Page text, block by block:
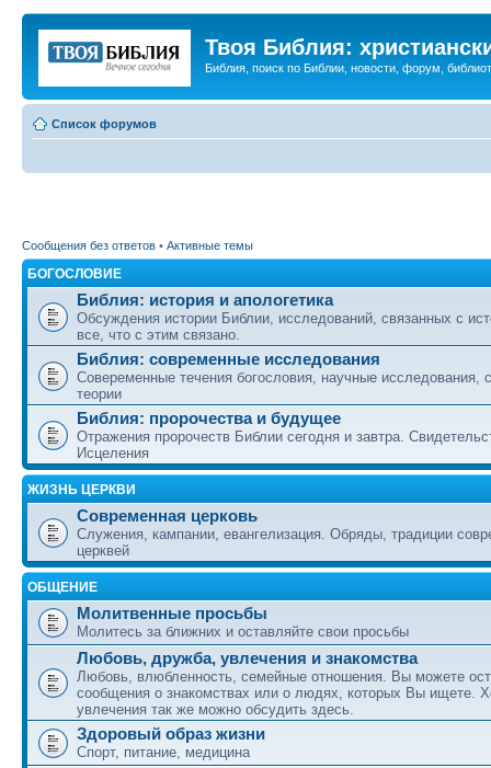
Твоя Библия:
Библия, поиск по Библии, новости, форум,
Список форумов
Сообщения без ответов • Активные темы
БОГОСЛОВИЕ
Библия: история и апологетика
Обсуждения истории Библии, исследований, связанных с
все, что с этим связано.
Библия: современные исследования
Совеременные течения богословия, научные исследования,
теории
Библия: пророчества и будущее
Отражения пророчеств Библии сегодня и завтра.
Исцеления
ЖИЗНЬ ЦЕРКВИ
Современная церковь
Служения, кампании, евангелизация. Обряды, традиции
церквей
ОБЩЕНИЕ
Молитвенные просьбы
Молитесь за ближних и оставляйте свои просьбы
Любовь, дружба, увлечения и знакомства
Любовь, влюбленность, семейные отношения. Вы можете
сообщения о знакомствах или о людях, которых Вы ищете.
увлечения так же можно обсудить здесь.
Здоровый образ жизни
Спорт, питание, медицина